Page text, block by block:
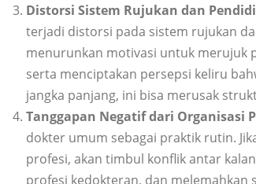
Distorsi Sistem Rujukan dan
terjadi distorsi pada sistem rujukan
menurunkan motivasi untuk merujuk
serta menciptakan persepsi keliru
jangka panjang, ini bisa merusak
Tanggapan Negatif dari Organisasi
dokter umum sebagai praktik rutin.
profesi, akan timbul konflik antar
profesi kedokteran, dan